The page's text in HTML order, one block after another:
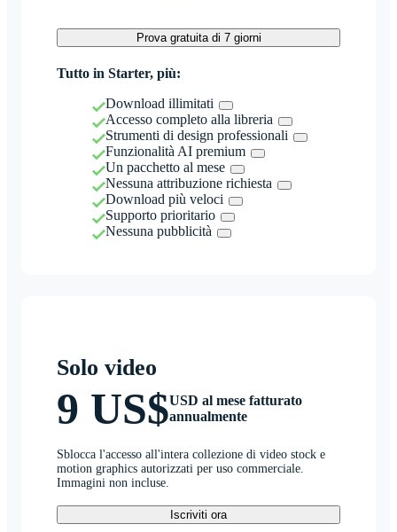
Prova gratuita di 7 giorni
Tutto in Starter, più:
Download illimitati
Accesso completo alla libreria
Strumenti di design professionali
Funzionalità AI premium
Un pacchetto al mese
Nessuna attribuzione richiesta
Download più veloci
Supporto prioritario
Nessuna pubblicità
Solo video
9 US$USD al mese fatturato
annualmente
Sblocca l'accesso all'intera collezione di video stock e
motion graphics autorizzati per uso commerciale.
Immagini non incluse.
Iscriviti ora